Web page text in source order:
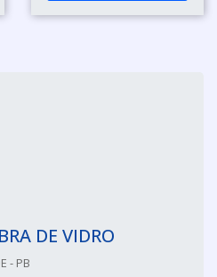
DE VIDRO
- PB